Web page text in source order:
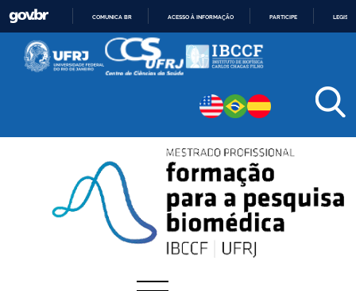
PARA
O
CONTEÚDO
COMUNICA BR ACESSO À INFORMAÇÃO PARTICIPE